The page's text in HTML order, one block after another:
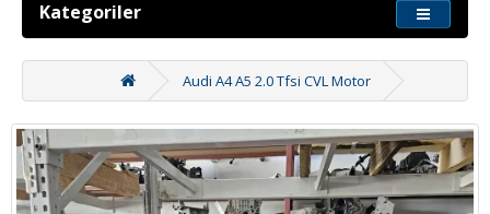
Kategoriler
Audi A4 A5 2.0 Tfsi CVL Motor